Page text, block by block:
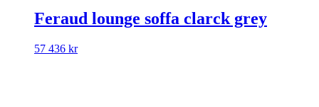
Feraud lounge soffa clarck grey
57 436 kr